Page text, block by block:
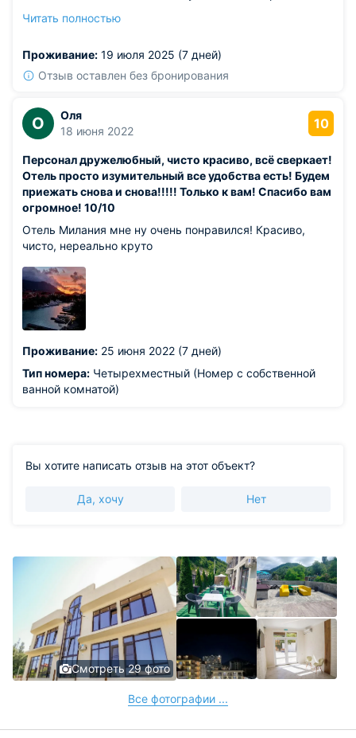
регулярно здесь, качественно. Постельное белье
Читать полностью
Проживание: 19 июля 2025 (7 дней)
Отзыв оставлен без бронирования
О
Оля
18 июня 2022
10
Персонал дружелюбный, чисто красиво, всё сверкает!
Отель просто изумительный все удобства есть! Будем
приежать снова и снова!!!!! Только к вам! Спасибо вам
огромное! 10/10
Отель Милания мне ну очень понравился! Красиво,
чисто, нереально круто
Проживание: 25 июня 2022 (7 дней)
Тип номера: Четырехместный (Номер с собственной
ванной комнатой)
Вы хотите написать отзыв на этот объект?
Да, хочу Нет
Смотреть 29 фото
Все фотографии ...